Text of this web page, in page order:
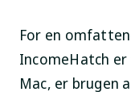
For en
IncomeHatch
Mac, er brugen